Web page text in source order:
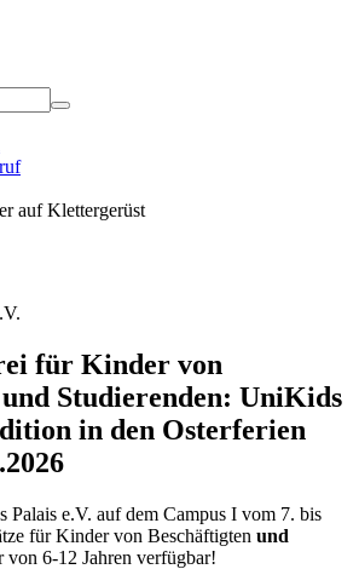
für Kinder von
Studierenden: UniKids
in den Osterferien
Palais e.V. auf dem Campus I vom 7. bis
für Kinder von Beschäftigten und
von 6-12 Jahren verfügbar!